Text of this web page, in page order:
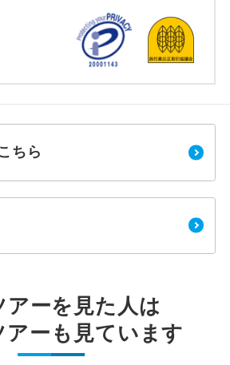
ちら
アーを見た人は
アーも見ています